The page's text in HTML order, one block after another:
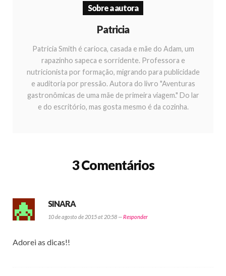
Sobre a autora
Patricia
Patricia Smith é carioca, casada e mãe do Adam, um
rapazinho sapeca e sorridente. Professora e
nutricionista por formação, migrando para publicidade
e auditoria por pressão. Autora do livro "Aventuras
gastronômicas de uma mãe de primeira viagem." Do lar
e do escritório, mas gosta mesmo é da cozinha.
3 Comentários
SINARA
10 de agosto de 2015 at 20:58 —Responder
Adorei as dicas!!